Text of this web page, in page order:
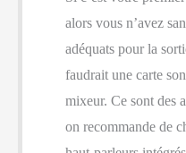
alors vous n’avez
adéquats pour la
faudrait une carte
mixeur. Ce sont des
on recommande de